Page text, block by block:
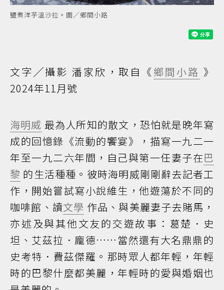
鹽煮洋芋溫沙拉。圖／鄉間小路
文字╱攝影 潘家欣，取自《 鄉間小路 》
2024年11月號
海明威 最為人所知的散文，恐怕就是晚年寫
成的回憶錄《流動的饗宴》，描寫一九二一
年至一九二六年間，自己與第一任妻子在巴
黎 的生活種種。彼時海明威剛剛辭去記者工
作，開始嘗試寫小說維生，他遊蕩於不同的
咖啡館、讀文學 作品、與美麗妻子去賭馬，
亦述及與其他文友的交遊故事：葛楚．史
坦、艾茲拉．龐德……當然還有大名鼎鼎的
史考特．費茲傑羅。那時眾人都年輕，年輕
時的巴黎什麼都美麗，年輕時的愛與婚姻也